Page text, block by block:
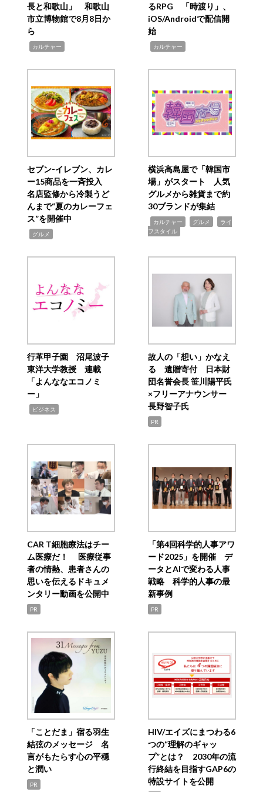
長と和歌山」 和歌山
市立博物館で8月8日か
ら
カルチャー
るRPG 「時渡り」、
iOS/Androidで配信開
始
カルチャー
セブン‐イレブン、カレ
ー15商品を一斉投入
名店監修から冷製うど
んまで“夏のカレーフェ
ス”を開催中
グルメ
横浜高島屋で「韓国市
場」がスタート 人気
グルメから雑貨まで約
30ブランドが集結
カルチャー グルメ
ライ
フスタイル
行革甲子園 沼尾波子
東洋大学教授 連載
「よんななエコノミ
ー」
ビジネス
故人の「想い」かなえ
る 遺贈寄付 日本財
団名誉会長 笹川陽平氏
×フリーアナウンサー
長野智子氏
PR
CAR T細胞療法はチー
ム医療だ！ 医療従事
者の情熱、患者さんの
思いを伝えるドキュメ
ンタリー動画を公開中
PR
「第4回科学的人事アワ
ード2025」を開催 デ
ータとAIで変わる人事
戦略 科学的人事の最
新事例
PR
「ことだま」宿る羽生
結弦のメッセージ 名
言がもたらす心の平穏
と潤い
PR
HIV/エイズにまつわる6
つの“理解のギャッ
プ”とは？ 2030年の流
行終結を目指すGAP6の
特設サイトを公開